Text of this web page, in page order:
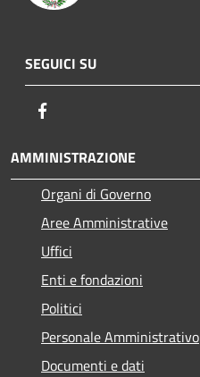
SEGUICI SU
AMMINISTRAZIONE
Organi di Governo
Aree Amministrative
Uffici
Enti e fondazioni
Politici
Personale Amministrativo
Documenti e dati